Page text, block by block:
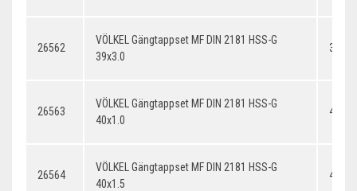
26562
VÖLKEL Gängtappset MF DIN 2181 HSS-G
39x3.0
26563
VÖLKEL Gängtappset MF DIN 2181 HSS-G
40x1.0
26564
VÖLKEL Gängtappset MF DIN 2181 HSS-G
40x1.5